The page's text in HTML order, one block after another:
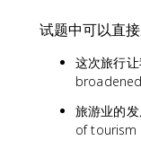
试题中可以直
这次旅行
旅游业的
of tourism